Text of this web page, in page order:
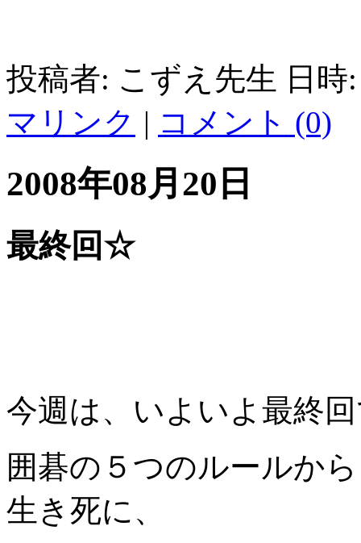
投稿者: こずえ先生 日時
マリンク | コメント (0)
2008年08月20日
最終回☆
今週は、いよいよ最終
囲碁の５つのルールか
生き死に、